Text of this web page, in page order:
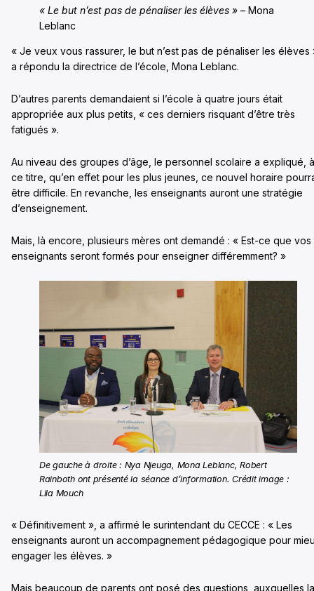
« Le but n’est pas de pénaliser les élèves » – Mona
Leblanc
« Je veux vous rassurer, le but n’est pas de pénaliser les élèves
a répondu la directrice de l’école, Mona Leblanc.
D’autres parents demandaient si l’école à quatre jours était
appropriée aux plus petits, « ces derniers risquant d’être très
fatigués ».
Au niveau des groupes d’âge, le personnel scolaire a expliqué, à
ce titre, qu’en effet pour les plus jeunes, ce nouvel horaire
être difficile. En revanche, les enseignants auront une stratégie
d’enseignement.
Mais, là encore, plusieurs mères ont demandé : « Est-ce que vos
enseignants seront formés pour enseigner différemment? »
De gauche à droite : Nya Njeuga, Mona Leblanc, Robert
Rainboth ont présenté la séance d’information. Crédit image :
Lila Mouch
« Définitivement », a affirmé le surintendant du CECCE : « Les
enseignants auront un accompagnement pédagogique pour
engager les élèves. »
Mais beaucoup de parents ont posé des questions, auxquelles la